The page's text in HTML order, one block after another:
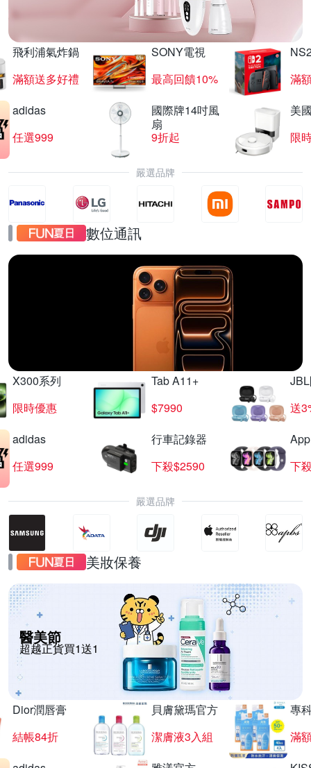
飛利浦氣炸鍋
滿額送多好禮
SONY電視
最高回饋10%
滿
adidas
任選999
國際牌14吋風
扇
9折起
美
限
嚴選品牌
數位通訊
X300系列
限時優惠
Tab A11+
$7990
送
adidas
任選999
行車記錄器
下殺$2590
下
嚴選品牌
美妝保養
醫美節
超越正貨買1送1
Dior潤唇膏
結帳84折
貝膚黛瑪官方
潔膚液3入組
專
滿